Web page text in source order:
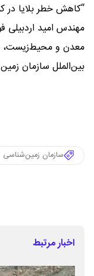
“کاهش خطر بلایا در
مهندس امید اردبیلی
معدن و محیط‌‌زیست، ،
بین‌الملل سازمان
سازمان زمین‌شناسی
اخبار مرتبط